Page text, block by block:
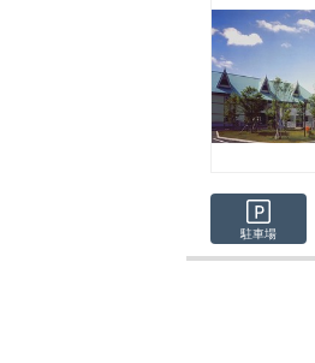
駐車場